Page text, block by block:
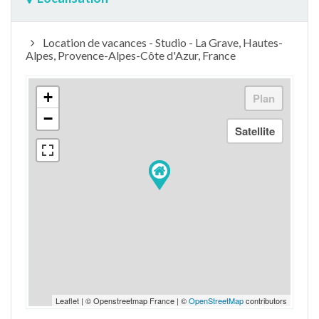
Location de vacances - Studio - La Grave, Hautes-
Alpes, Provence-Alpes-Côte d'Azur, France
+
−
Leaflet | © Openstreetmap France | ©OpenStreetMapcontributors